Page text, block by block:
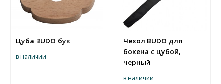
Цуба BUDO бук
в наличии
Чехол BUDO для
бокена с цубой,
черный
в наличии